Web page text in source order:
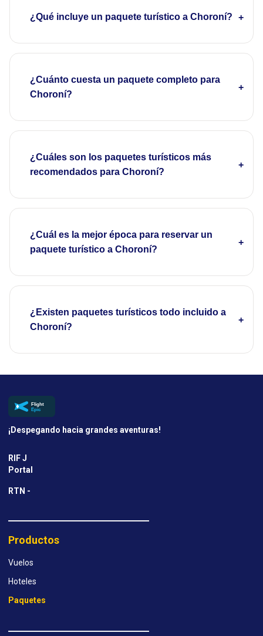
¿Qué incluye un paquete turístico a Choroní?
¿Cuánto cuesta un paquete completo para
Choroní?
¿Cuáles son los paquetes turísticos más
recomendados para Choroní?
¿Cuál es la mejor época para reservar un
paquete turístico a Choroní?
¿Existen paquetes turísticos todo incluido a
Choroní?
¡Despegando hacia grandes aventuras!
RIF J
Portal
RTN -
Productos
Vuelos
Hoteles
Paquetes